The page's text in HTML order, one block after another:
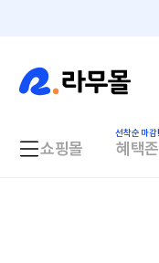
쇼핑몰 혜택존